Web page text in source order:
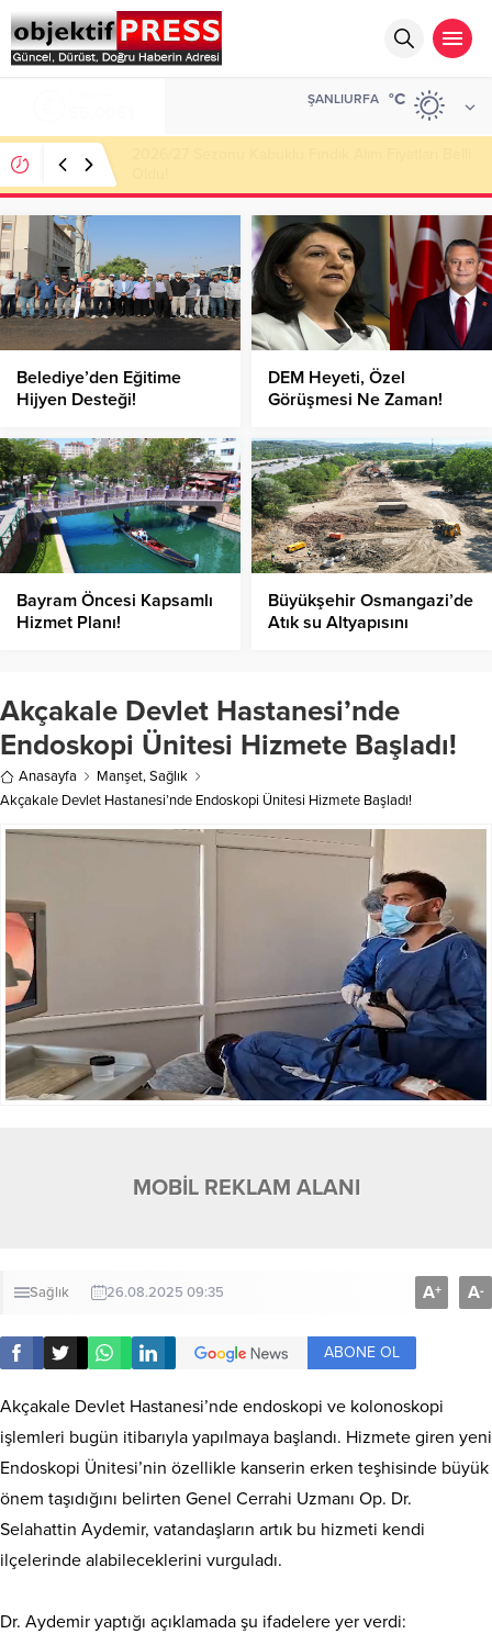
ŞANLIURFA °C
Belediye’den Eğitime
Hijyen Desteği!
DEM Heyeti, Özel
Görüşmesi Ne Zaman!
Bayram Öncesi Kapsamlı
Hizmet Planı!
Büyükşehir Osmangazi’de
Atık su Altyapısını
Akçakale Devlet Hastanesi’nde
Endoskopi Ünitesi Hizmete Başladı!
Anasayfa Manşet,Sağlık
Akçakale Devlet Hastanesi’nde Endoskopi Ünitesi Hizmete Başladı!
MOBİL REKLAM ALANI
Sağlık 26.08.2025 09:35 A+ A-
ABONE OL
Akçakale Devlet Hastanesi’nde endoskopi ve kolonoskopi
işlemleri bugün itibarıyla yapılmaya başlandı. Hizmete giren yeni
Endoskopi Ünitesi’nin özellikle kanserin erken teşhisinde büyük
önem taşıdığını belirten Genel Cerrahi Uzmanı Op. Dr.
Selahattin Aydemir, vatandaşların artık bu hizmeti kendi
ilçelerinde alabileceklerini vurguladı.
Dr. Aydemir yaptığı açıklamada şu ifadelere yer verdi: